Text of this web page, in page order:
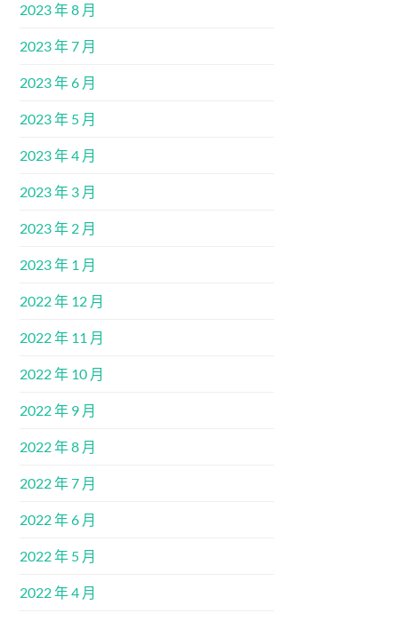
2023 年 8 月
2023 年 7 月
2023 年 6 月
2023 年 5 月
2023 年 4 月
2023 年 3 月
2023 年 2 月
2023 年 1 月
2022 年 12 月
2022 年 11 月
2022 年 10 月
2022 年 9 月
2022 年 8 月
2022 年 7 月
2022 年 6 月
2022 年 5 月
2022 年 4 月